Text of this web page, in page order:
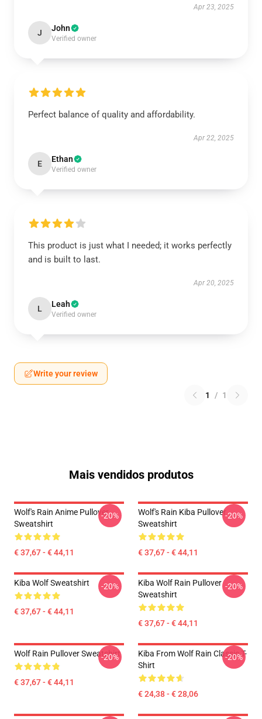
Apr 23, 2025
J John
Verified owner
Perfect balance of quality and affordability.
Apr 22, 2025
E Ethan
Verified owner
This product is just what I needed; it works perfectly
and is built to last.
Apr 20, 2025
L Leah
Verified owner
Write your review
1 / 1
Mais vendidos produtos
Wolf's Rain Anime Pullover
Sweatshirt
€ 37,67 - € 44,11
-20%
Wolf's Rain Kiba Pullover
Sweatshirt
€ 37,67 - € 44,11
-20%
Kiba Wolf Sweatshirt
€ 37,67 - € 44,11
-20%
Kiba Wolf Rain Pullover
Sweatshirt
€ 37,67 - € 44,11
-20%
Wolf Rain Pullover Sweatshirt
€ 37,67 - € 44,11
-20%
Kiba From Wolf Rain Classic T-
Shirt
€ 24,38 - € 28,06
-20%